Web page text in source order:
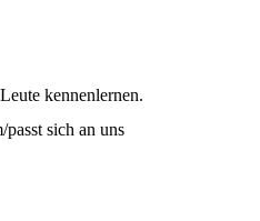
kennenlernen.
sich an uns